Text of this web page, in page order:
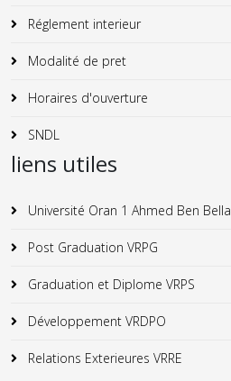
Réglement interieur
Modalité de pret
Horaires d'ouverture
SNDL
liens utiles
Université Oran 1 Ahmed Ben Bella
Post Graduation VRPG
Graduation et Diplome VRPS
Développement VRDPO
Relations Exterieures VRRE